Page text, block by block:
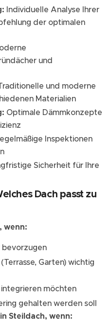
Individuelle Analyse Ihrer
der optimalen
und
und moderne
Materialien
Optimale Dämmkonzepte
Inspektionen
Sicherheit für Ihre
Dach passt zu
wenn:
bevorzugen
Garten) wichtig
integrieren möchten
gehalten werden soll
Steildach, wenn: